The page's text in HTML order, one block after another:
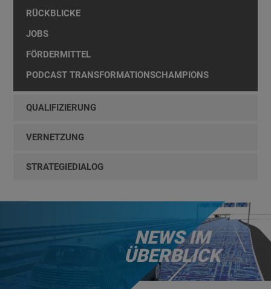
RÜCKBLICKE
JOBS
FÖRDERMITTEL
PODCAST TRANSFORMATIONSCHAMPIONS
QUALIFIZIERUNG
VERNETZUNG
STRATEGIEDIALOG
NEWS IM
ÜBERBLICK